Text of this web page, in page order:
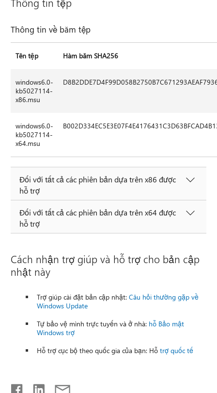
Thông tin về băm tệp
Tên tệp Hàm băm SHA256
windows6.0-
kb5027114-
x86.msu
windows6.0-
kb5027114-
x64.msu
Đối với tất cả các phiên bản dựa trên x86 được
hỗ trợ
Đối với tất cả các phiên bản dựa trên x64 được
hỗ trợ
Cách nhận trợ giúp và hỗ trợ cho bản cập
nhật này
Trợ giúp cài đặt bản cập nhật:Câu hỏi thường gặp về
Windows Update
Tự bảo vệ mình trực tuyến và ở nhà: hỗ Bảo mật
Windows trợ
Hỗ trợ cục bộ theo quốc gia của bạn: Hỗtrợ quốc tế